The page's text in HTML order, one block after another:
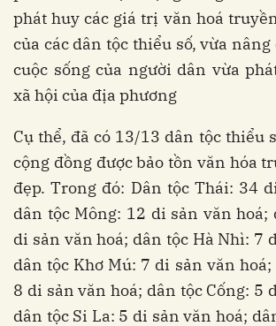
phát huy các giá trị văn hoá
của các dân tộc thiểu số, vừa
cuộc sống của người dân vừa
xã hội của địa phương
Cụ thể, đã có 13/13 dân tộc thiểu
cộng đồng được bảo tồn văn hóa
đẹp. Trong đó: Dân tộc Thái: 34
dân tộc Mông: 12 di sản văn hoá;
di sản văn hoá; dân tộc Hà Nhì: 7
dân tộc Khơ Mú: 7 di sản văn
8 di sản văn hoá; dân tộc Cống: 5
dân tộc Si La: 5 di sản văn hoá;